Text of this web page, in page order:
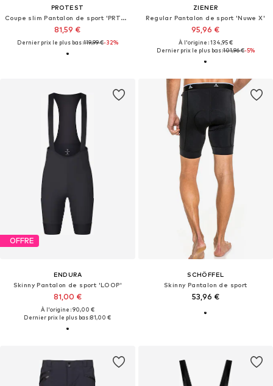
PROTEST
Coupe slim Pantalon de sport 'PRTCESAR'
81,59 €
Dernier prix le plus bas :119,99 €-32%
ZIENER
Regular Pantalon de sport 'Nuwe X'
95,96 €
À l'origine : 134,95 €
Dernier prix le plus bas :101,96 €-5%
OFFRE
ENDURA
Skinny Pantalon de sport 'LOOP'
81,00 €
À l'origine : 90,00 €
Dernier prix le plus bas :81,00 €
SCHÖFFEL
Skinny Pantalon de sport
53,96 €